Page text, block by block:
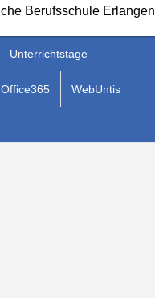
Unterrichtstage
Office365 WebUntis